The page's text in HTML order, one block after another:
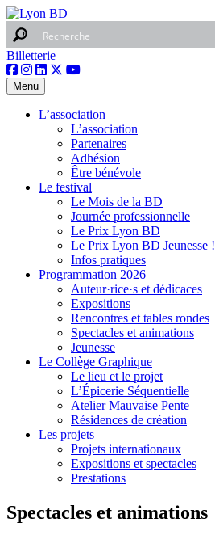
Billetterie
Menu
L’association
L’association
Partenaires
Adhésion
Être bénévole
Le festival
Le Mois de la BD
Journée professionnelle
Le Prix Lyon BD
Le Prix Lyon BD Jeunesse !
Infos pratiques
Programmation 2026
Auteur·rice·s et dédicaces
Expositions
Rencontres et tables rondes
Spectacles et animations
Jeunesse
Le Collège Graphique
Le lieu et le projet
L’Épicerie Séquentielle
Atelier Mauvaise Pente
Résidences de création
Les projets
Projets internationaux
Expositions et spectacles
Prestations
Spectacles et animations